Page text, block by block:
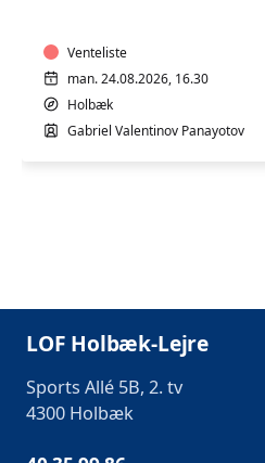
Venteliste
man. 24.08.2026, 16.30
Holbæk
Gabriel Valentinov Panayotov
LOF Holbæk-Lejre
Sports Allé 5B, 2. tv
4300 Holbæk